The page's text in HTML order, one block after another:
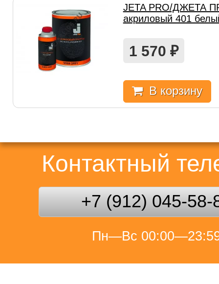
JETA PRO/ДЖЕТА
акриловый 401
1 570 ₽
В корзину
Контактный
+7 (912) 045-58-
Пн—Вс